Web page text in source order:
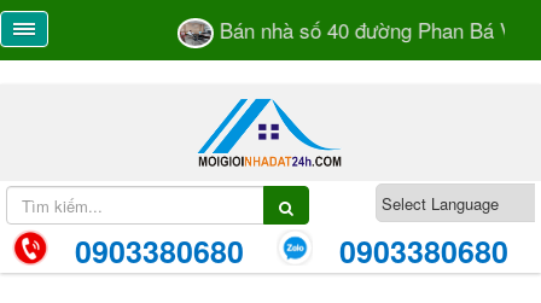
Bán nhà số 40 đường Phan Bá Vành
0903380680 0903380680